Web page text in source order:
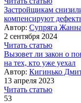
Застройщикам
компенсируют
Автор: Супряга
2 сентября 2024
Читать статью
Вызовет ли закон о
на тех, кто уже уехал
Автор: Кигинько
13 апреля 2023
Читать статью
53